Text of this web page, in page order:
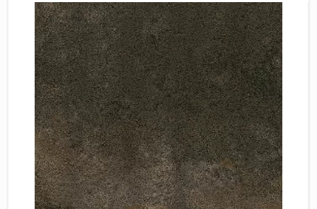
Мозаики
Искусственный камень
Клинкер